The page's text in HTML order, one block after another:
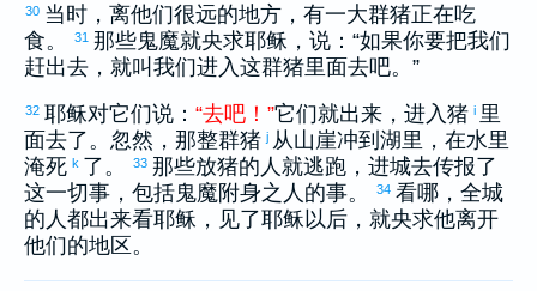
30 当时，离他们很远的地方，有一大群猪正在吃
食。
31 那些鬼魔就央求耶稣，说：“如果你要把我们
赶出去，就叫我们进入这群猪里面去吧。”
32 耶稣对它们说： “去吧 ！ ”它们就出来，进入猪 i 里
面去了。忽然，那整群猪 j 从山崖冲到湖里，在水里
淹死 k 了。 33 那些放猪的人就逃跑，进城去传报了
这一切事，包括鬼魔附身之人的事。
34 看哪，全城
的人都出来看耶稣，见了耶稣以后，就央求他离开
他们的地区。